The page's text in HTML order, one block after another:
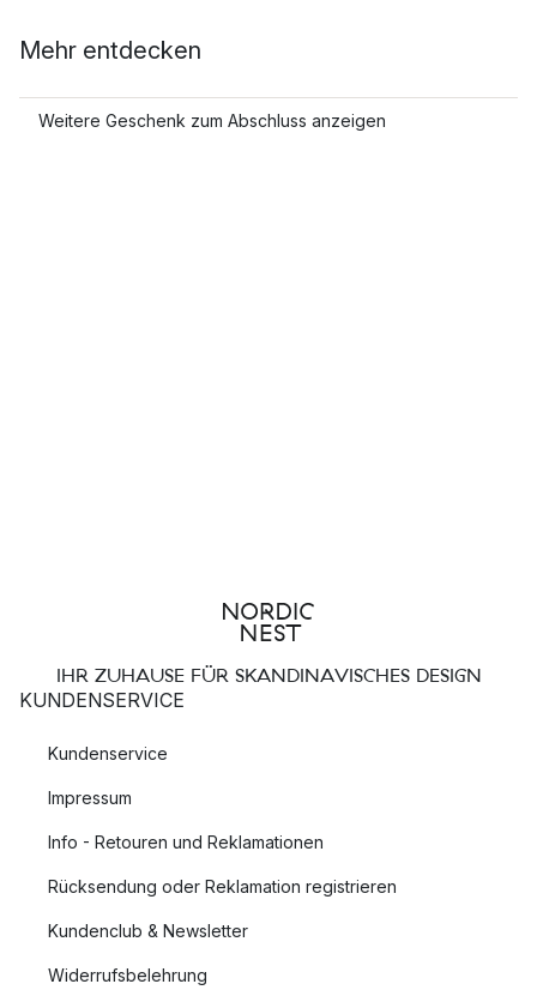
Mehr entdecken
Weitere Geschenk zum Abschluss anzeigen
IHR ZUHAUSE FÜR SKANDINAVISCHES DESIGN
KUNDENSERVICE
Kundenservice
Impressum
Info - Retouren und Reklamationen
Rücksendung oder Reklamation registrieren
Kundenclub & Newsletter
Widerrufsbelehrung